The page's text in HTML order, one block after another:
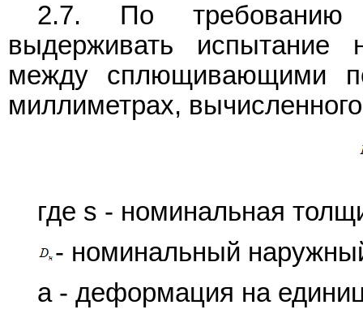
2.7. По требованию
выдерживать
между сплющивающими
миллиметрах,
где s - номинальная
- номинальный
а - деформация на